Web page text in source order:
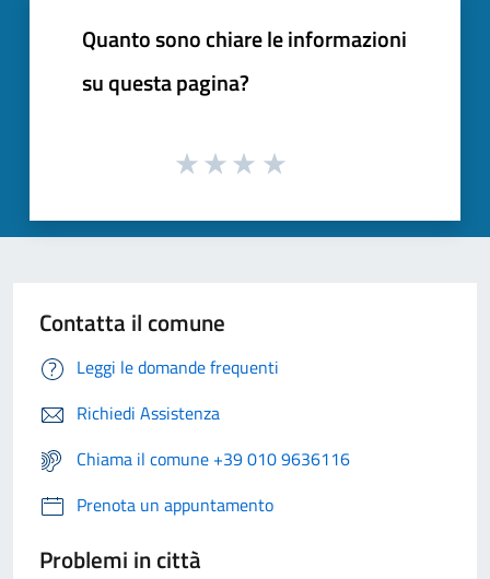
Quanto sono chiare le informazioni
su questa pagina?
Contatta il comune
Leggi le domande frequenti
Richiedi Assistenza
Chiama il comune +39 010 9636116
Prenota un appuntamento
Problemi in città